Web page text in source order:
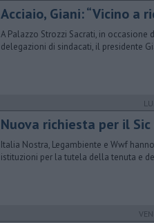
Acciaio, Giani: “Vicino a
A Palazzo Strozzi Sacrati, in
delegazioni di sindacati, il presidente
Nuova richiesta per il
Italia Nostra, Legambiente e Wwf
istituzioni per la tutela della tenuta e